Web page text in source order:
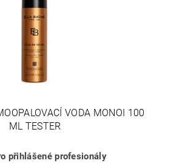
VODA MONOI 100
ML TESTER
přihlášené profesionály